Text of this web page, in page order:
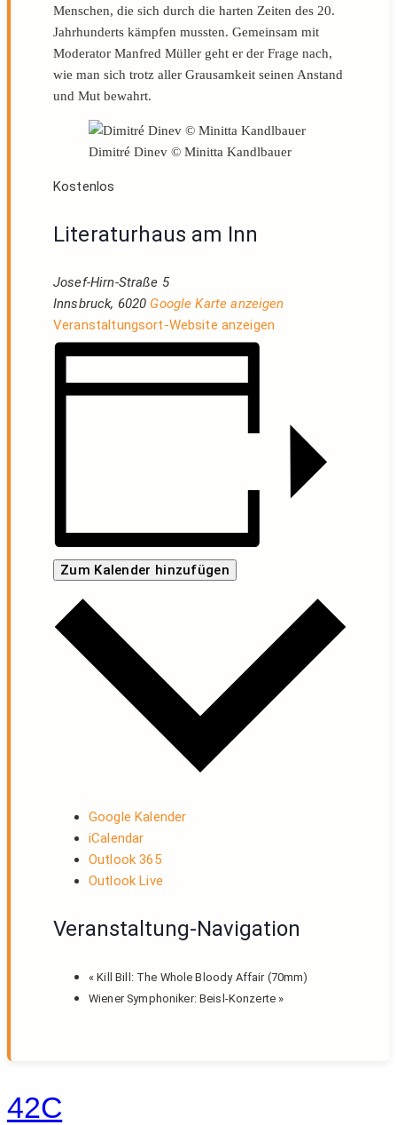
Menschen, die sich durch die harten Zeiten des 20.
Jahrhunderts kämpfen mussten. Gemeinsam mit
Moderator Manfred Müller geht er der Frage nach,
wie man sich trotz aller Grausamkeit seinen Anstand
und Mut bewahrt.
Dimitré Dinev © Minitta Kandlbauer
Kostenlos
Literaturhaus am Inn
Josef-Hirn-Straße 5
Innsbruck, 6020 Google Karte anzeigen
Veranstaltungsort-Website anzeigen
Zum Kalender hinzufügen
Google Kalender
iCalendar
Outlook 365
Outlook Live
Veranstaltung-Navigation
« Kill Bill: The Whole Bloody Affair (70mm)
Wiener Symphoniker: Beisl-Konzerte »
42C